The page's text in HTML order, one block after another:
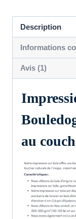
soleil
Description
Informations
Avis (1)
au